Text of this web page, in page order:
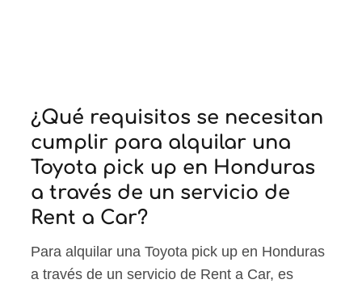
¿Qué requisitos se necesitan
cumplir para alquilar una
Toyota pick up en Honduras
a través de un servicio de
Rent a Car?
Para alquilar una Toyota pick up en Honduras
a través de un servicio de Rent a Car, es